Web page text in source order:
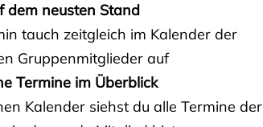
dem neusten Stand
tauch zeitgleich im Kalender der
Gruppenmitglieder auf
Termine im Überblick
Kalender siehst du alle Termine der